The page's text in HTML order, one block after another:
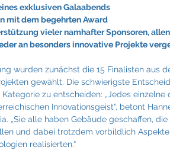
exklusiven Galaabends
mit dem begehrten Award
vieler namhafter Sponsoren,
an besonders innovative Projekte
wurden zunächst die 15 Finalisten aus
gewählt. Die schwierigste
zu entscheiden: „Jedes
Innovationsgeist“, betont
„Sie alle haben Gebäude geschaffen,
und dabei trotzdem vorbildlich
realisierten.“